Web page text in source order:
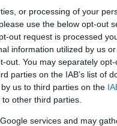
or processing of your
use the below opt-out
out request is processed
information utilized by us
out. You may separately
parties on the IAB’s list of
us to third parties on the
other third parties.
services and may